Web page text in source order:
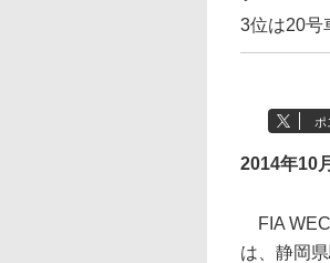
3位は20号
ポ
2014年10
FIA WEC
は、静岡